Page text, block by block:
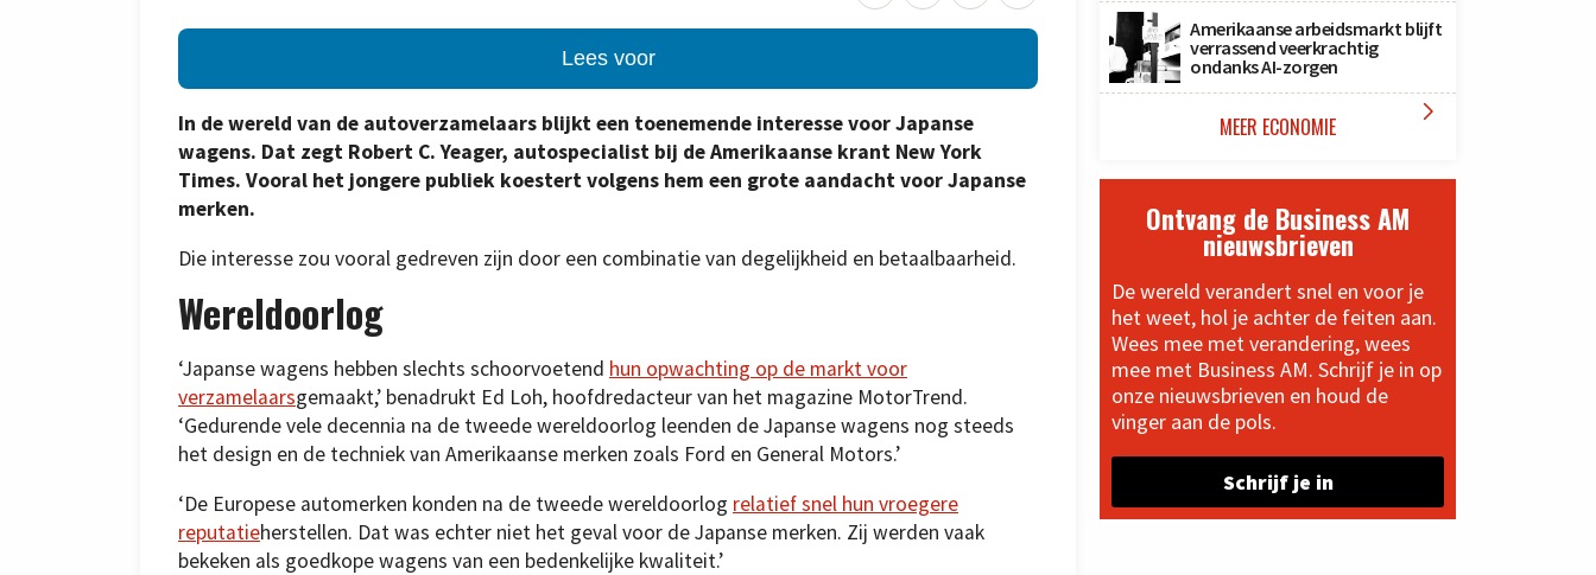
Lees voor
In de wereld van de autoverzamelaars blijkt een toenemende interesse voor Japanse
wagens. Dat zegt Robert C. Yeager, autospecialist bij de Amerikaanse krant New York
Times. Vooral het jongere publiek koestert volgens hem een grote aandacht voor Japanse
merken.
Die interesse zou vooral gedreven zijn door een combinatie van degelijkheid en betaalbaarheid.
Wereldoorlog
‘Japanse wagens hebben slechts schoorvoetend hun opwachting op de markt voor
verzamelaarsgemaakt,’ benadrukt Ed Loh, hoofdredacteur van het magazine MotorTrend.
‘Gedurende vele decennia na de tweede wereldoorlog leenden de Japanse wagens nog steeds
het design en de techniek van Amerikaanse merken zoals Ford en General Motors.’
‘De Europese automerken konden na de tweede wereldoorlog relatief snel hun vroegere
reputatieherstellen. Dat was echter niet het geval voor de Japanse merken. Zij werden vaak
bekeken als goedkope wagens van een bedenkelijke kwaliteit.’
Amerikaanse arbeidsmarkt blijft
verrassend veerkrachtig
ondanks AI-zorgen
MEER ECONOMIE 
Ontvang de Business AM
nieuwsbrieven
De wereld verandert snel en voor je
het weet, hol je achter de feiten aan.
Wees mee met verandering, wees
mee met Business AM. Schrijf je in op
onze nieuwsbrieven en houd de
vinger aan de pols.
Schrijf je in